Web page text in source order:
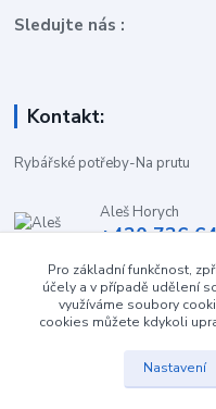
Sledujte nás :
Kontakt:
Rybářské potřeby-Na prutu
Aleš Horych
+420 736
obchod-
Pro základní funkčnost,
účely a v případě udělení
využíváme soubory
cookies můžete kdykoli
Nastavení